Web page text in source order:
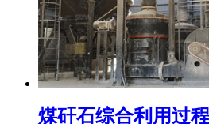
煤矸石综合利用过